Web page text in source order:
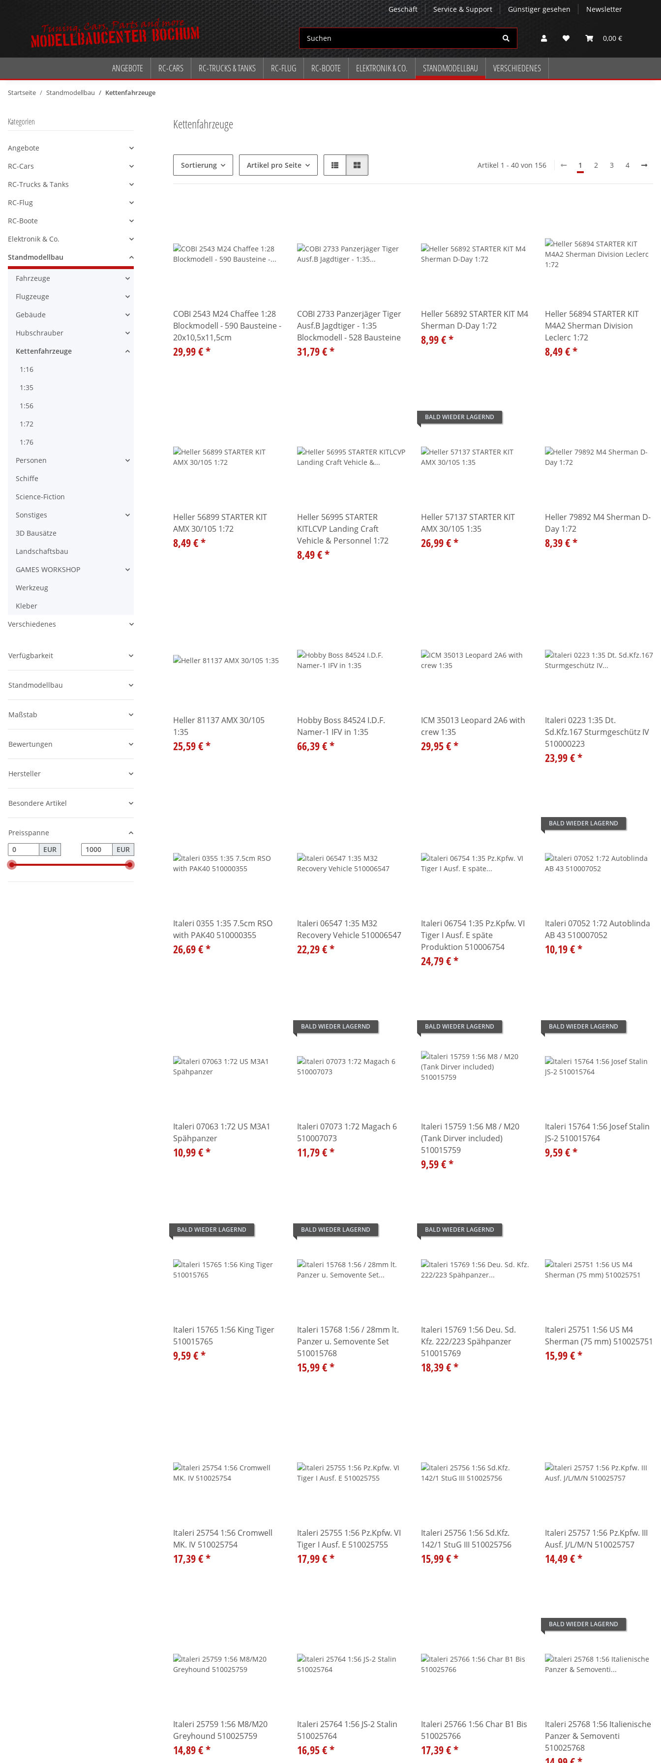
Geschäft Service & Support Günstiger gesehen Newsletter
0,00 €
ANGEBOTE RC-CARS RC-TRUCKS & TANKS RC-FLUG RC-BOOTE ELEKTRONIK & CO. STANDMODELLBAU VERSCHIEDENES
Startseite Standmodellbau Kettenfahrzeuge
Kettenfahrzeuge
Sortierung Artikel pro Seite Artikel 1 - 40 von 156 1 2 3 4
COBI 2543 M24 Chaffee 1:28
Blockmodell - 590 Bausteine -
20x10,5x11,5cm
29,99 €*
COBI 2733 Panzerjäger Tiger
Ausf.B Jagdtiger - 1:35
Blockmodell - 528 Bausteine
31,79 €*
Heller 56892 STARTER KIT M4
Sherman D-Day 1:72
8,99 €*
Heller 56894 STARTER KIT
M4A2 Sherman Division
Leclerc 1:72
8,49 €*
Heller 56899 STARTER KIT
AMX 30/105 1:72
8,49 €*
Heller 56995 STARTER
KITLCVP Landing Craft
Vehicle & Personnel 1:72
8,49 €*
BALD WIEDER LAGERND
Heller 57137 STARTER KIT
AMX 30/105 1:35
26,99 €*
Heller 79892 M4 Sherman D-
Day 1:72
8,39 €*
Heller 81137 AMX 30/105
1:35
25,59 €*
Hobby Boss 84524 I.D.F.
Namer-1 IFV in 1:35
66,39 €*
ICM 35013 Leopard 2A6 with
crew 1:35
29,95 €*
Italeri 0223 1:35 Dt.
Sd.Kfz.167 Sturmgeschütz IV
510000223
23,99 €*
Italeri 0355 1:35 7.5cm RSO
with PAK40 510000355
26,69 €*
Italeri 06547 1:35 M32
Recovery Vehicle 510006547
22,29 €*
Italeri 06754 1:35 Pz.Kpfw. VI
Tiger I Ausf. E späte
Produktion 510006754
24,79 €*
BALD WIEDER LAGERND
Italeri 07052 1:72 Autoblinda
AB 43 510007052
10,19 €*
Italeri 07063 1:72 US M3A1
Spähpanzer
10,99 €*
BALD WIEDER LAGERND
Italeri 07073 1:72 Magach 6
510007073
11,79 €*
BALD WIEDER LAGERND
Italeri 15759 1:56 M8 / M20
(Tank Dirver included)
510015759
9,59 €*
BALD WIEDER LAGERND
Italeri 15764 1:56 Josef Stalin
JS-2 510015764
9,59 €*
BALD WIEDER LAGERND
Italeri 15765 1:56 King Tiger
510015765
9,59 €*
BALD WIEDER LAGERND
Italeri 15768 1:56 / 28mm lt.
Panzer u. Semovente Set
510015768
15,99 €*
BALD WIEDER LAGERND
Italeri 15769 1:56 Deu. Sd.
Kfz. 222/223 Spähpanzer
510015769
18,39 €*
Italeri 25751 1:56 US M4
Sherman (75 mm) 510025751
15,99 €*
Italeri 25754 1:56 Cromwell
MK. IV 510025754
17,39 €*
Italeri 25755 1:56 Pz.Kpfw. VI
Tiger I Ausf. E 510025755
17,99 €*
Italeri 25756 1:56 Sd.Kfz.
142/1 StuG III 510025756
15,99 €*
Italeri 25757 1:56 Pz.Kpfw. III
Ausf. J/L/M/N 510025757
14,49 €*
Italeri 25759 1:56 M8/M20
Greyhound 510025759
14,89 €*
Italeri 25764 1:56 JS-2 Stalin
510025764
16,95 €*
Italeri 25766 1:56 Char B1 Bis
510025766
17,39 €*
BALD WIEDER LAGERND
Italeri 25768 1:56 Italienische
Panzer & Semoventi
510025768
Kategorien
Angebote
Alle anzeigen
RC-Cars
Alle anzeigen
RC-Trucks & Tanks
Alle anzeigen
RC-Flug
Alle anzeigen
RC-Boote
Alle anzeigen
Elektronik & Co.
Alle anzeigen
Standmodellbau
Alle anzeigen
Fahrzeuge
Alle anzeigen
Flugzeuge
Alle anzeigen
Gebäude
Alle anzeigen
Hubschrauber
Alle anzeigen
Kettenfahrzeuge
Alle anzeigen
1:16
1:35
1:56
1:72
1:76
Personen
Alle anzeigen
Schiffe
Science-Fiction
Sonstiges
Alle anzeigen
3D Bausätze
Landschaftsbau
GAMES WORKSHOP
Alle anzeigen
Werkzeug
Kleber
Verschiedenes
Alle anzeigen
Verfügbarkeit
Standmodellbau
Maßstab
Bewertungen
Hersteller
Besondere Artikel
Preisspanne
EUR
EUR